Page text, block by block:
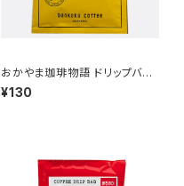
おかやま珈琲物語 ドリップバッ
グ珈琲【中煎り(黄)】
¥130